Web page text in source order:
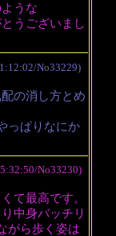
うな
うございまし
No33229)
の消し方とめ
っぱりなにか
No33230)
て最高です。
中身バッチリ
がら歩く姿は